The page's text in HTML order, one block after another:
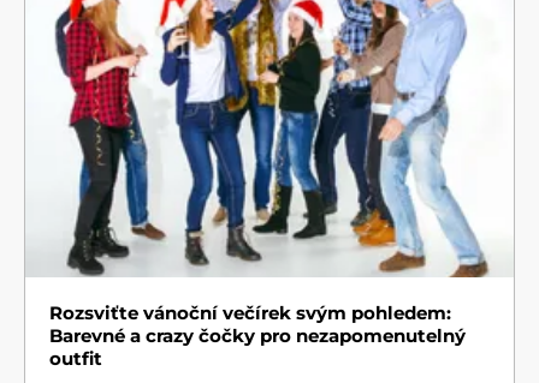
Rozsviťte vánoční večírek svým pohledem:
Barevné a crazy čočky pro nezapomenutelný
outfit